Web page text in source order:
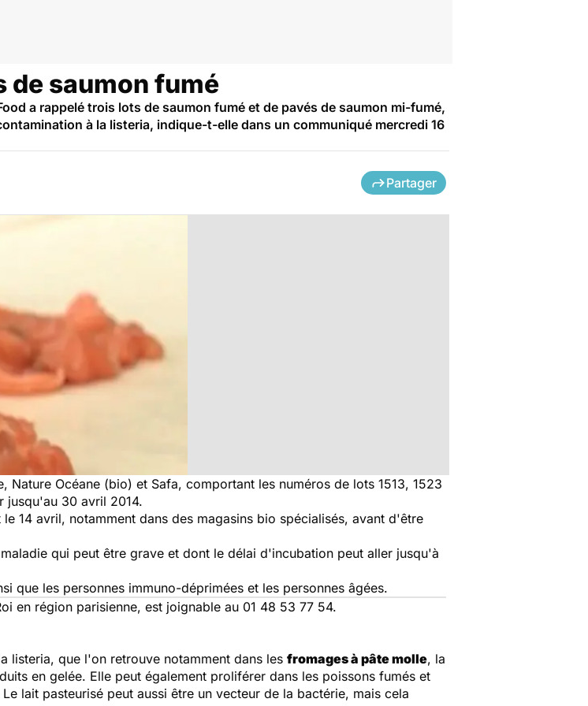
de saumon fumé
a rappelé trois lots de saumon fumé et de pavés de saumon mi-fumé,
à la listeria, indique-t-elle dans un communiqué mercredi 16
Partager
Océane (bio) et Safa, comportant les numéros de lots 1513, 1523
jusqu'au 30 avril 2014.
14 avril, notamment dans des magasins bio spécialisés, avant d'être
qui peut être grave et dont le délai d'incubation peut aller jusqu'à
que les personnes immuno-déprimées et les personnes âgées.
en région parisienne, est joignable au 01 48 53 77 54.
listeria, que l'on retrouve notamment dans les fromages à pâte molle, la
en gelée. Elle peut également proliférer dans les poissons fumés et
lait pasteurisé peut aussi être un vecteur de la bactérie, mais cela